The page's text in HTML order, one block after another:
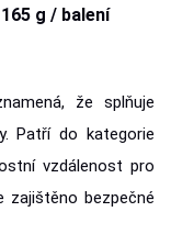
g / balení
že splňuje
Patří do kategorie
vzdálenost pro
zajištěno bezpečné